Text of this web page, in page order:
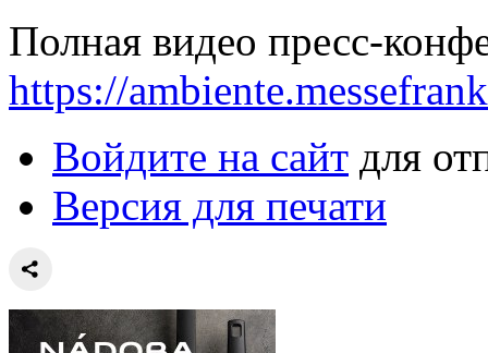
Полная видео пресс-
https://
Войдите на сайт для
Версия для печати